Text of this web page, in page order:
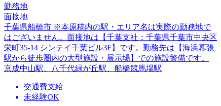
勤務地
面接地
千葉県船橋市 ※本原稿内の駅・エリア名は実際の勤務地で
はございません。面接地は【千葉支社：千葉県千葉市中央区
栄町35-14 シンテイ千葉ビル3F】です。勤務先は【海浜幕張
駅から徒歩圏内の大型施設・展示場】での施設警備です。
京成中山駅、八千代緑が丘駅、船橋競馬場駅
交通費支給
未経験OK